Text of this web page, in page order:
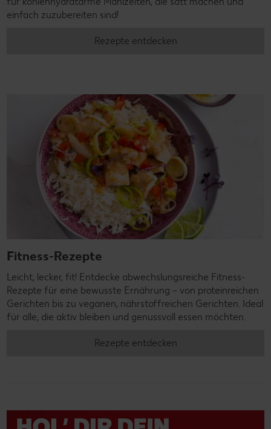
einfach zuzubereiten sind!
Rezepte entdecken
Fitness-Rezepte
Leicht, lecker, fit! Entdecke abwechslungsreiche Fitness-
Rezepte für eine bewusste Ernährung – von proteinreichen
Gerichten bis zu veganen, nährstoffreichen Gerichten. Ideal
für alle, die aktiv bleiben und genussvoll essen möchten.
Rezepte entdecken